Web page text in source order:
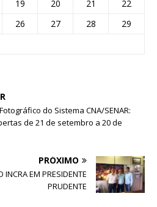
19 20 21
22
26 27 28
29
do Sistema CNA/SENAR:
de 21 de setembro a 20 de
PRÓXIMO
INCRA EM PRESIDENTE
PRUDENTE